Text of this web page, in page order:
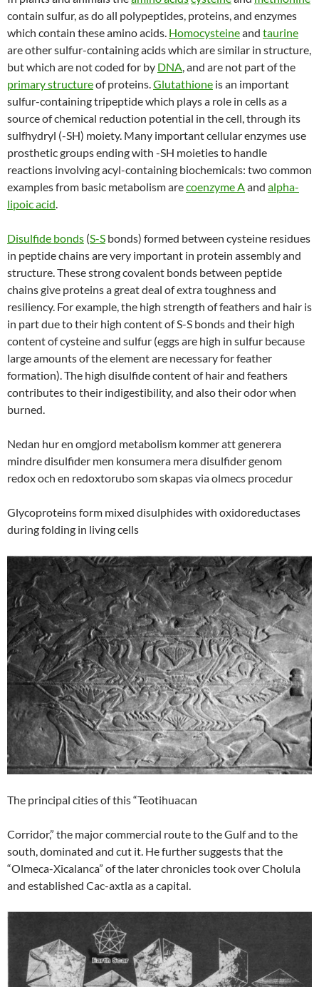
contain sulfur, as do all polypeptides, proteins, and enzymes
which contain these amino acids. Homocysteineand taurine
are other sulfur-containing acids which are similar in structure,
but which are not coded for by DNA, and are not part of the
primary structureof proteins.Glutathione is an important
sulfur-containing tripeptide which plays a role in cells as a
source of chemical reduction potential in the cell, through its
sulfhydryl (-SH) moiety. Many important cellular enzymes use
prosthetic groups ending with -SH moieties to handle
reactions involving acyl-containing biochemicals: two common
examples from basic metabolism arecoenzyme Aand alpha-
lipoic acid.
Disulfide bonds (S-S bonds) formed between cysteine residues
in peptide chains are very important in protein assembly and
structure. These strong covalent bonds between peptide
chains give proteins a great deal of extra toughness and
resiliency. For example, the high strength of feathers and hair is
in part due to their high content of S-S bonds and their high
content of cysteine and sulfur (eggs are high in sulfur because
large amounts of the element are necessary for feather
formation). The high disulfide content of hair and feathers
contributes to their indigestibility, and also their odor when
burned.
Nedan hur en omgjord metabolism kommer att generera
mindre disulfider men konsumera mera disulfider genom
redox och en redoxtorubo som skapas via olmecs procedur
Glycoproteins form mixed disulphides with oxidoreductases
during folding in living cells
The principal cities of this “Teotihuacan
Corridor,” the major commercial route to the Gulf and to the
south, dominated and cut it. He further suggests that the
“Olmeca-Xicalanca” of the later chronicles took over Cholula
and established Cac-axtla as a capital.